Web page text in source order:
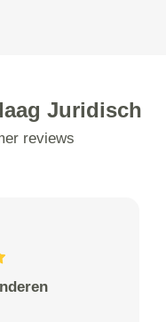
Juridisch
reviews